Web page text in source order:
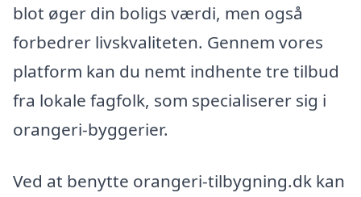
blot øger din boligs værdi, men også
forbedrer livskvaliteten. Gennem vores
platform kan du nemt indhente tre tilbud
fra lokale fagfolk, som specialiserer sig i
orangeri-byggerier.
Ved at benytte orangeri-tilbygning.dk kan